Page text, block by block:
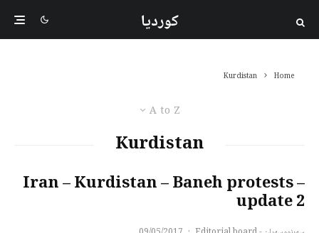
کوردیا
Home
Kurdistan
A to Z
Kurdistan
Iran – Kurdistan – Baneh protests –
update 2